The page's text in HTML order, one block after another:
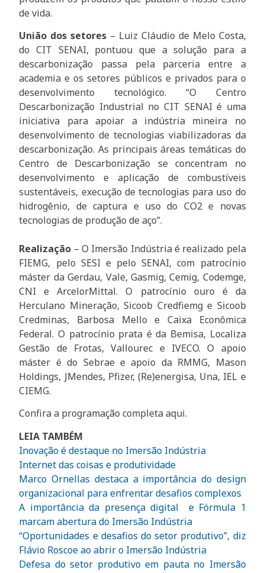
de vida.
União dos setores – Luiz Cláudio de Melo Costa,
do CIT SENAI, pontuou que a solução para a
descarbonização passa pela parceria entre a
academia e os setores públicos e privados para o
desenvolvimento tecnológico. “O Centro
Descarbonização Industrial no CIT SENAI é uma
iniciativa para apoiar a indústria mineira no
desenvolvimento de tecnologias viabilizadoras da
descarbonização. As principais áreas temáticas do
Centro de Descarbonização se concentram no
desenvolvimento e aplicação de combustíveis
sustentáveis, execução de tecnologias para uso do
hidrogênio, de captura e uso do CO2 e novas
tecnologias de produção de aço”.
Realização – O Imersão Indústria é realizado pela
FIEMG, pelo SESI e pelo SENAI, com patrocínio
máster da Gerdau, Vale, Gasmig, Cemig, Codemge,
CNI e ArcelorMittal. O patrocínio ouro é da
Herculano Mineração, Sicoob Credfiemg e Sicoob
Credminas, Barbosa Mello e Caixa Econômica
Federal. O patrocínio prata é da Bemisa, Localiza
Gestão de Frotas, Vallourec e IVECO. O apoio
máster é do Sebrae e apoio da RMMG, Mason
Holdings, JMendes, Pfizer, (Re)energisa, Una, IEL e
CIEMG.
Confira a programação completa aqui.
LEIA TAMBÉM
Inovação é destaque no Imersão Indústria
Internet das coisas e produtividade
Marco Ornellas destaca a importância do design
organizacional para enfrentar desafios complexos
A importância da presença digital e Fórmula 1
marcam abertura do Imersão Indústria
“Oportunidades e desafios do setor produtivo”, diz
Flávio Roscoe ao abrir o Imersão Indústria
Defesa do setor produtivo em pauta no Imersão